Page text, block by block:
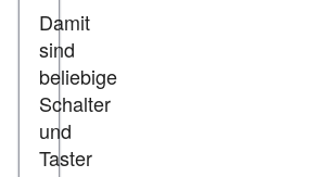
Damit
sind
beliebige
Schalter
und
Taster